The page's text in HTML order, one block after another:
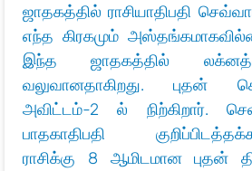
ஜாதகத்தில் ராசியாதிபதி
எந்த கிரகமும்
இந்த ஜாதகத்தில்
வலுவானதாகிறது. புதன்
அவிட்டம்-2 ல் நிற்கிறார்.
பாதகாதிபதி
ராசிக்கு 8 ஆமிடமான புதன்